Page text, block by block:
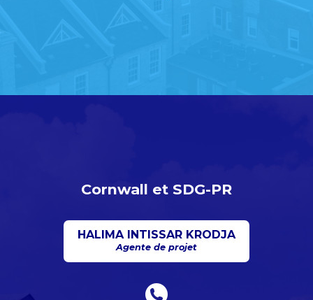
Cornwall et SDG-PR
HALIMA INTISSAR KRODJA
Agente de projet